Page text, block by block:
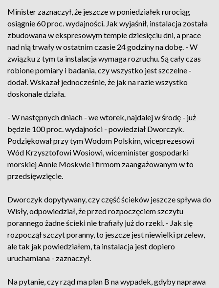
Minister zaznaczył, że jeszcze w poniedziałek rurociąg
osiągnie 60 proc. wydajności. Jak wyjaśnił, instalacja została
zbudowana w ekspresowym tempie dziesięciu dni, a prace
nad nią trwały w ostatnim czasie 24 godziny na dobę. - W
związku z tym ta instalacja wymaga rozruchu. Są cały czas
robione pomiary i badania, czy wszystko jest szczelne -
dodał. Wskazał jednocześnie, że jak na razie wszystko
doskonale działa.
- W następnych dniach - we wtorek, najdalej w środę - już
będzie 100 proc. wydajności - powiedział Dworczyk.
Podziękował przy tym Wodom Polskim, wiceprezesowi
Wód Krzysztofowi Wosiowi, wiceminister gospodarki
morskiej Annie Moskwie i firmom zaangażowanym w to
przedsięwzięcie.
Dworczyk dopytywany, czy część ścieków jeszcze spływa do
Wisły, odpowiedział, że przed rozpoczęciem szczytu
porannego żadne ścieki nie trafiały już do rzeki. - Jak się
rozpoczął szczyt poranny, to jeszcze jest niewielki przelew,
ale tak jak powiedziałem, ta instalacja jest dopiero
uruchamiana - zaznaczył.
Na pytanie, czy rząd ma plan B na wypadek, gdyby naprawa